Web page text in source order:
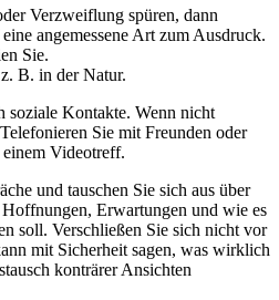
Verzweiflung spüren, dann
angemessene Art zum Ausdruck.
Sie.
B. in der Natur.
soziale Kontakte. Wenn nicht
Sie mit Freunden oder
Videotreff.
und tauschen Sie sich aus über
Erwartungen und wie es
soll. Verschließen Sie sich nicht vor
mit Sicherheit sagen, was wirklich
konträrer Ansichten